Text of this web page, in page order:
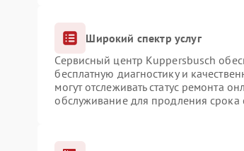
Широкий спектр услуг
Сервисный центр Kuppersbusch
бесплатную диагностику и
могут отслеживать статус ремонта
обслуживание для продления срока